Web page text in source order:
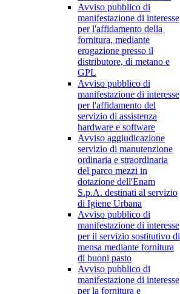
Avviso pubblico di
manifestazione di interesse
per l'affidamento della
fornitura, mediante
erogazione presso il
distributore, di metano e
GPL
Avviso pubblico di
manifestazione di interesse
per l'affidamento del
servizio di assistenza
hardware e software
Avviso aggiudicazione
servizio di manutenzione
ordinaria e straordinaria
del parco mezzi in
dotazione dell'Enam
S.p.A. destinati al servizio
di Igiene Urbana
Avviso pubblico di
manifestazione di interesse
per il servizio sostitutivo di
mensa mediante fornitura
di buoni pasto
Avviso pubblico di
manifestazione di interesse
per la fornitura e